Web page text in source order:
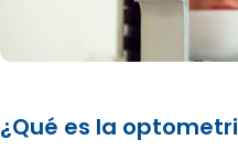
¿Qué es la